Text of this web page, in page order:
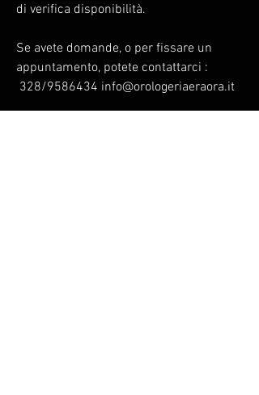
di verifica disponibilità.
Se avete domande, o per fissare un
appuntamento, potete contattarci :
328/9586434 info@orologeriaeraora.it